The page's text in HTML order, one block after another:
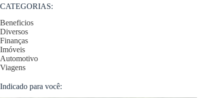
CATEGORIAS:
Beneficios
Diversos
Finanças
Imóveis
Automotivo
Viagens
Indicado para você: